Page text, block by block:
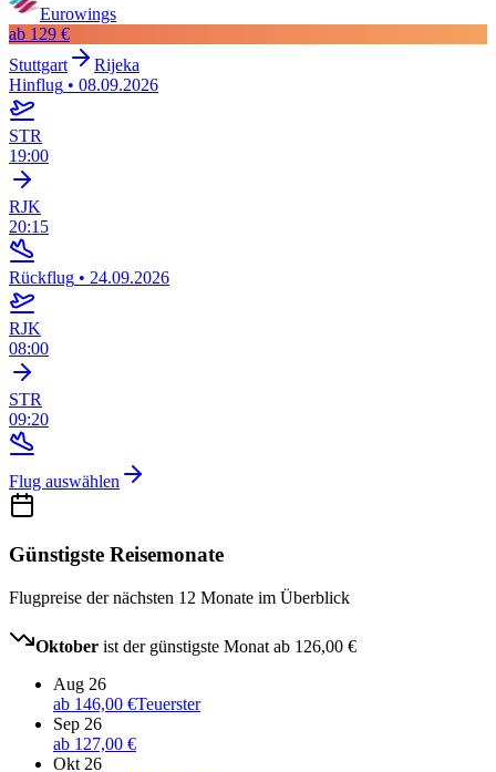
Eurowings
ab 129 €
Stuttgart
Rijeka
Hinflug • 08.09.2026
STR
19:00
RJK
20:15
Rückflug • 24.09.2026
RJK
08:00
STR
09:20
Flug auswählen
Günstigste Reisemonate
Flugpreise der nächsten 12 Monate im Überblick
Oktober ist der günstigste Monat ab 126,00 €
Aug 26
ab 146,00 €Teuerster
Sep 26
ab 127,00 €
Okt 26